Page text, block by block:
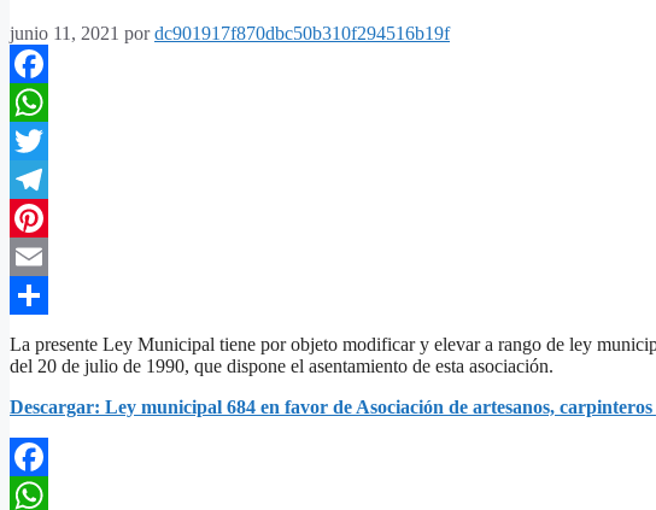
junio 11, 2021 pordc901917f870dbc50b310f294516b19f
Facebook
WhatsApp
Twitter
Telegram
Pinterest
Email
Compartir
La presente Ley Municipal tiene por objeto modificar y elevar a rango de ley
del 20 de julio de 1990, que dispone el asentamiento de esta asociación.
Descargar: Ley municipal 684 en favor de Asociación de artesanos,
Facebook